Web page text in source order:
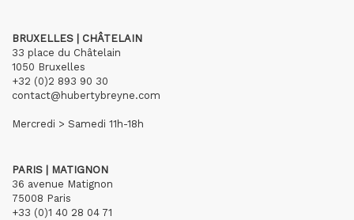
BRUXELLES | CHÂTELAIN
33 place du Châtelain
1050 Bruxelles
+32 (0)2 893 90 30
contact@hubertybreyne.com
Mercredi > Samedi 11h-18h
PARIS | MATIGNON
36 avenue Matignon
75008 Paris
+33 (0)1 40 28 04 71